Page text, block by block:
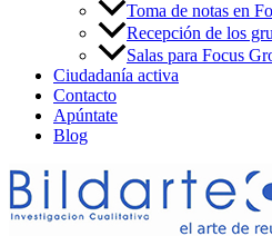
Toma de notas en
Recepción de los
Salas para Focus
Ciudadanía activa
Contacto
Apúntate
Blog